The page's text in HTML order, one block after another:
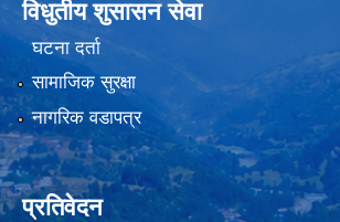
विधुतीय शुसासन सेवा
घटना दर्ता
सामाजिक सुरक्षा
नागरिक वडापत्र
प्रतिवेदन